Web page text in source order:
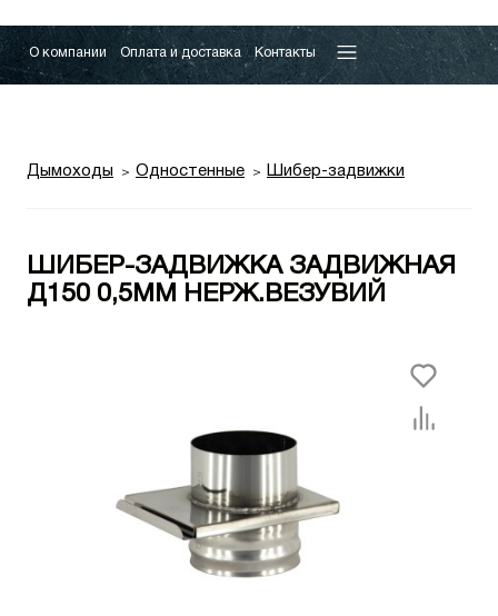
О компании Оплата и доставка Контакты
Дымоходы Одностенные Шибер-задвижки
ШИБЕР-ЗАДВИЖКА ЗАДВИЖНАЯ
Д150 0,5ММ НЕРЖ.ВЕЗУВИЙ